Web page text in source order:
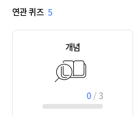
연관 퀴즈 5
개념
0 / 3